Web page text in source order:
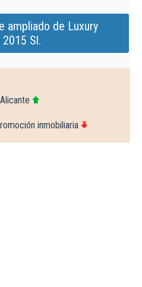
ampliado de Luxury
Sl.
inmobiliaria